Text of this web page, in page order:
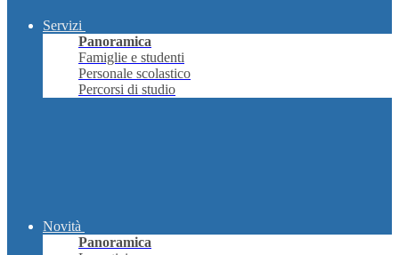
Servizi
Panoramica
Famiglie e studenti
Personale scolastico
Percorsi di studio
Novità
Panoramica